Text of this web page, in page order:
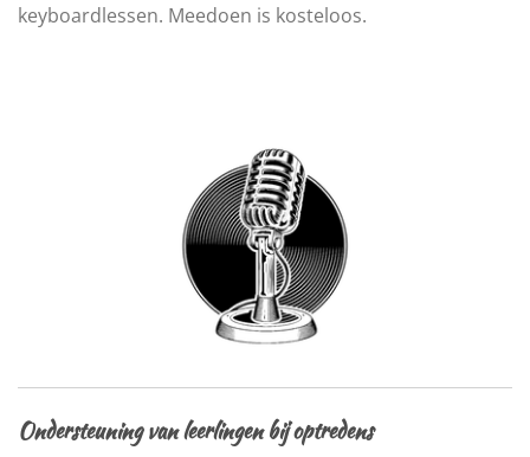
keyboardlessen. Meedoen is kosteloos.
Ondersteuning van leerlingen bij optredens